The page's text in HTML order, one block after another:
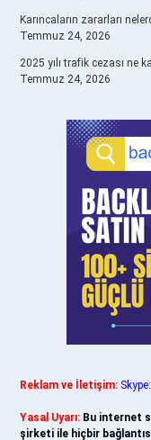
Karıncaların zararları
Temmuz 24, 2026
2025 yılı trafik cezası ne
Temmuz 24, 2026
Reklam ve İletişim:
Yasal Uyarı: Bu internet
şirketi ile hiçbir